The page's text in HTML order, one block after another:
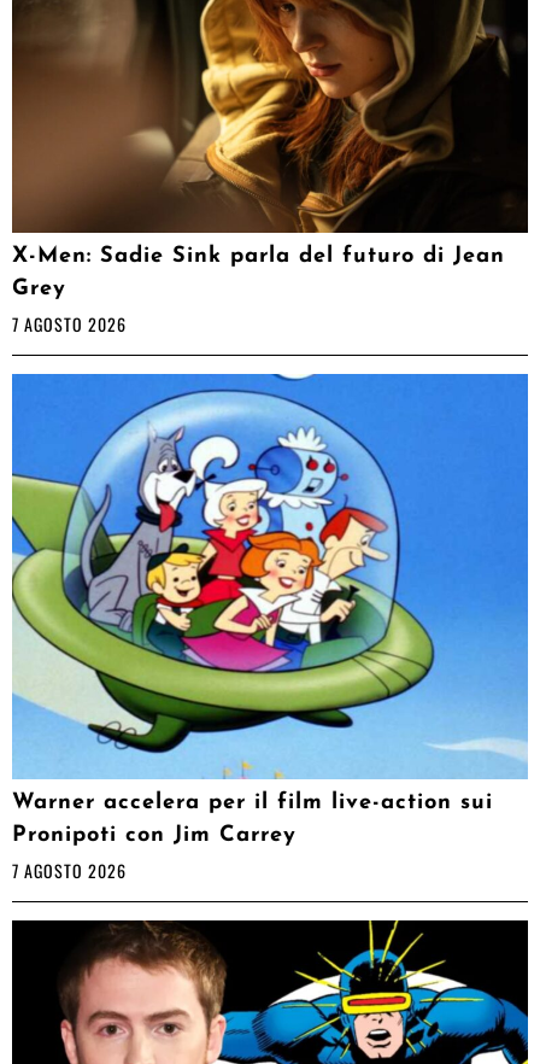
X-Men: Sadie Sink parla del futuro di Jean
Grey
7 AGOSTO 2026
Warner accelera per il film live-action sui
Pronipoti con Jim Carrey
7 AGOSTO 2026